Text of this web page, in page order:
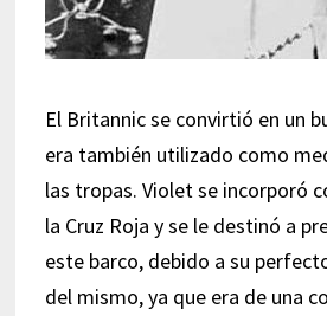
El Britannic se convirtió en un
era también utilizado como
las tropas. Violet se incorporó
la Cruz Roja y se le destinó a
este barco, debido a su
del mismo, ya que era de una